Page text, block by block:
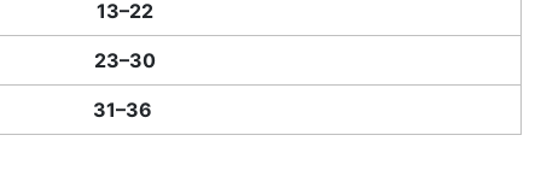
13–22
23–30
31–36